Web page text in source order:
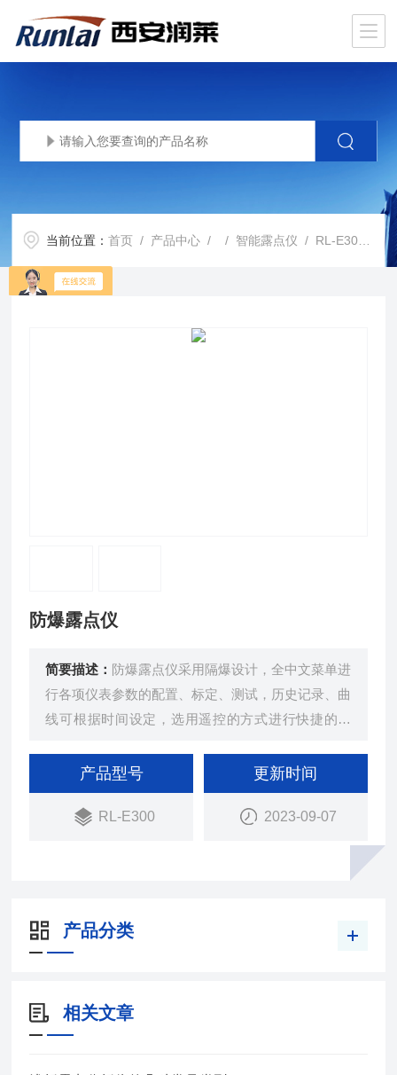
当前位置：首页 / 产品中心 / / 智能露点仪 / RL-E300防爆露点仪
防爆露点仪
简要描述： 防爆露点仪采用隔爆设计，全中文菜单进
行各项仪表参数的配置、标定、测试，历史记录、曲
线可根据时间设定，选用遥控的方式进行快捷的操
机械制造及其它行业中的各种气体中露点含量的在线
防爆检测。
产品型号
RL-E300
更新时间
2023-09-07
产品分类
相关文章